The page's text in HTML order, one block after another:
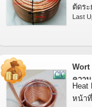
ตัดร
Last
Wort
ควา
ร้อน
หน้า